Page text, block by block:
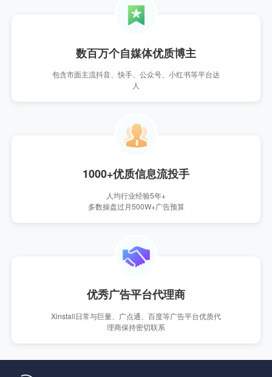
数百万个自媒体优质博主
包含市面主流抖音、快手、公众号、小红书等平台达
人
1000+优质信息流投手
人均行业经验5年+
多数操盘过月500W+广告预算
优秀广告平台代理商
Xinstall日常与巨量、广点通、百度等广告平台优质代
理商保持密切联系